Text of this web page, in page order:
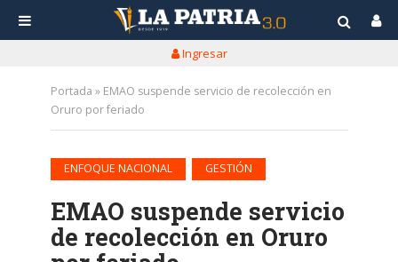
Ingresar
Portada » EMAO suspende servicio de recolección en
Oruro por feriado
ENFOQUE NACIONAL GESTIÓN
EMAO suspende servicio
de recolección en Oruro